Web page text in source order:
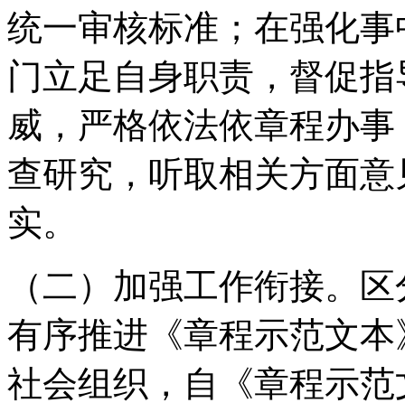
统一审核标准；在强化
门立足自身职责，督促
威，严格依法依章程办
查研究，听取相关方面
实。
（二）加强工作衔接。
有序推进《章程示范文
社会组织，自《章程示